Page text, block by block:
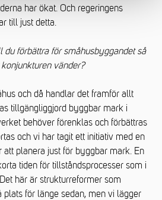
har ökat. Och regeringens
till just detta.
du förbättra för småhusbyggandet så
vänder?
och då handlar det framför allt
tillgängliggjord byggbar mark i
behöver förenklas och förbättras
och vi har tagit ett initiativ med en
planera just för byggbar mark. En
tiden för tillståndsprocesser som i
här är strukturreformer som
plats för länge sedan, men vi lägger